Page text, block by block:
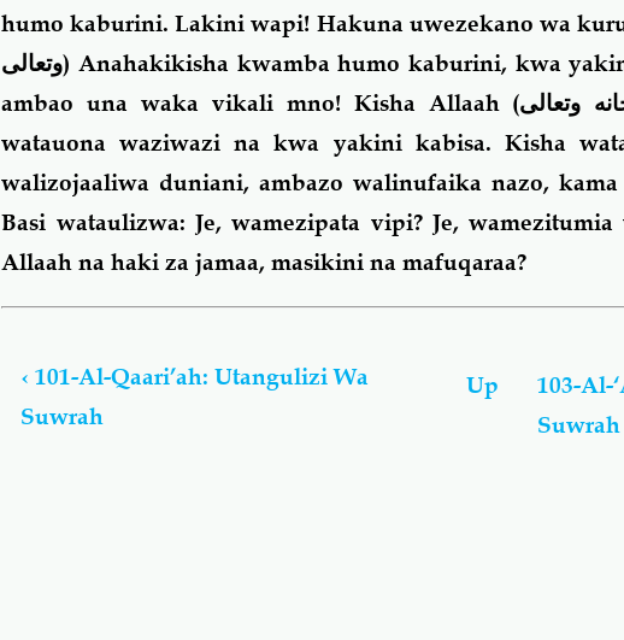
humo kaburini. Lakini wapi! Hakuna uwezekano wa
وتعالى) Anahakikisha kwamba humo kaburini, kwa
ambao una waka vikali mno! Kisha Allaah (وتعالى
watauona waziwazi na kwa yakini kabisa. Kisha
walizojaaliwa duniani, ambazo walinufaika nazo,
Basi wataulizwa: Je, wamezipata vipi? Je,
Allaah na haki za jamaa, masikini na mafuqaraa?
links
for
‹ 101-Al-Qaari’ah: Utangulizi Wa
Suwrah
Up
103-Al-
Suwrah